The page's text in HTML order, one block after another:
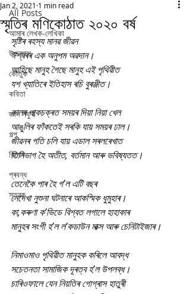
All Posts
আমাৰ লেখক-লেখিকা
উপন্যাস
কৌতুক
কবিতা
জ্ঞান সঁফুৰা
গল্প
বিশেষ
প্ৰবন্ধ
স্তৱক
স্মৃতিৰ মণিকোঠাত ২০২০ বৰ্ষ
Jan 2, 2021 1 min read
সৃষ্টিৰ ৰহস্য মানৱ জীৱন
ঈশ্বৰৰ এক অনুপম অৱদান।
আহিছে মানুহ গৈছে মানুহ এই পৃথিৱীত
যশ খ্যাতিৰে ইতিহাস ৰচি বুৰঞ্জীত‌।
কালৰ পাকচক্ৰত সময়ৰ দিয়া নিয়া খেল
আঙুলিৰ ফাঁকতেই সৰকি যায় সময়ৰ ঢাল।
জীৱনৰ গতি চলি যায় এডাল সৰলৰেখাত
তিনিভাগ‌ হৈ অতীত, বৰ্তমান আৰু ভবিষ্যতত।
তেনেকৈ ‌পাৰ হৈ গ’ল এটি বছৰ
নেদেখা নুশুনা ঘটনাৰে আকস্মিক ধুমুহাৰ।
কা,কৰুণা ক’ভিডে বিশ্বত লগালে হাহাকাৰ
মানুহৰ সংগী হ’ল ল’কডাউন মাক্স আৰু চেনিটাইজাৰ‌।
নিমাওমাও‌ পৃথিৱী‌ত মানুহক কৰিলে আবদ্ধ
সচেতনতা সামাজিক দূৰত্ব হ’ল উপলব্ধ।
চাৰিওফালে যেন নিয়তিৰ গোগ্ৰাস হাতুৰী